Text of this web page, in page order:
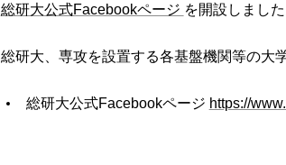
総研大公式Facebookページ を開設しました
総研大、専攻を設置する各基盤機関等の大
総研大公式Facebookページ https://